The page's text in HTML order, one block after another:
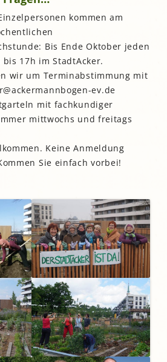
kommen am
Bis Ende Oktober jeden
bis 17h im StadtAcker.
wir um Terminabstimmung mit
ev.de
mit fachkundiger
mittwochs und freitags
Keine Anmeldung
Sie einfach vorbei!